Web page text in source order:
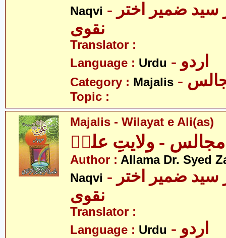
Naqvi - علامہ ڈاکٹر سید ضمیر اختر
نقوی
Translator :
Language : Urdu - اردو
Category : Majalis
Topic :
Majalis - Wilayat e Ali(as)
مجالس - ولایتِ علیؑ
Author : Allama Dr. Syed
Naqvi - علامہ ڈاکٹر سید ضمیر اختر
نقوی
Translator :
Language : Urdu - اردو